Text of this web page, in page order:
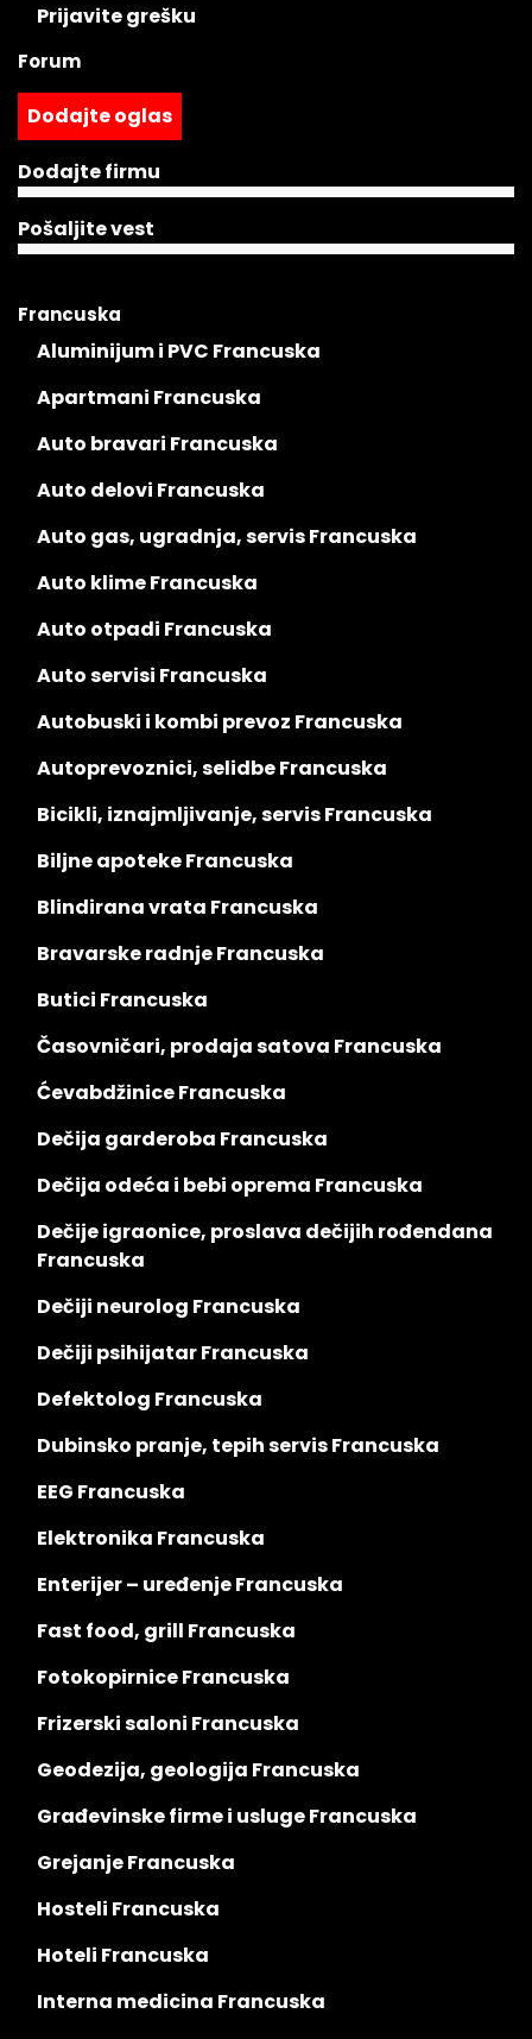
Prijavite grešku
Forum
Dodajte oglas
Dodajte firmu
Pošaljite vest
Francuska
Aluminijum i PVC Francuska
Apartmani Francuska
Auto bravari Francuska
Auto delovi Francuska
Auto gas, ugradnja, servis Francuska
Auto klime Francuska
Auto otpadi Francuska
Auto servisi Francuska
Autobuski i kombi prevoz Francuska
Autoprevoznici, selidbe Francuska
Bicikli, iznajmljivanje, servis Francuska
Biljne apoteke Francuska
Blindirana vrata Francuska
Bravarske radnje Francuska
Butici Francuska
Časovničari, prodaja satova Francuska
Ćevabdžinice Francuska
Dečija garderoba Francuska
Dečija odeća i bebi oprema Francuska
Dečije igraonice, proslava dečijih rođendana
Francuska
Dečiji neurolog Francuska
Dečiji psihijatar Francuska
Defektolog Francuska
Dubinsko pranje, tepih servis Francuska
EEG Francuska
Elektronika Francuska
Enterijer – uređenje Francuska
Fast food, grill Francuska
Fotokopirnice Francuska
Frizerski saloni Francuska
Geodezija, geologija Francuska
Građevinske firme i usluge Francuska
Grejanje Francuska
Hosteli Francuska
Hoteli Francuska
Interna medicina Francuska